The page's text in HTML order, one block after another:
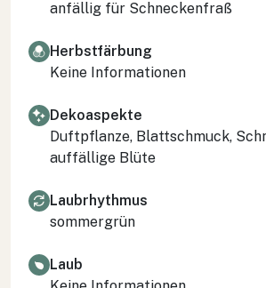
anfällig für Schneckenfraß
Herbstfärbung
Keine Informationen
Dekoaspekte
Duftpflanze, Blattschmuck,
auffällige Blüte
Laubrhythmus
sommergrün
Laub